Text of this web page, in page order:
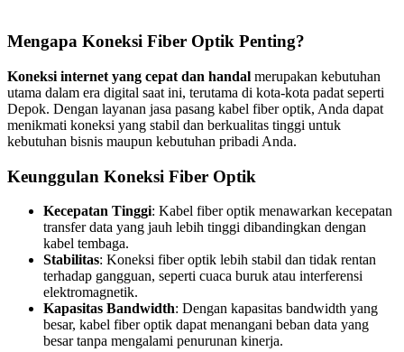
Mengapa Koneksi Fiber Optik Penting?
Koneksi internet yang cepat dan handal merupakan kebutuhan
utama dalam era digital saat ini, terutama di kota-kota padat seperti
Depok. Dengan layanan jasa pasang kabel fiber optik, Anda dapat
menikmati koneksi yang stabil dan berkualitas tinggi untuk
kebutuhan bisnis maupun kebutuhan pribadi Anda.
Keunggulan Koneksi Fiber Optik
Kecepatan Tinggi: Kabel fiber optik menawarkan kecepatan
transfer data yang jauh lebih tinggi dibandingkan dengan
kabel tembaga.
Stabilitas: Koneksi fiber optik lebih stabil dan tidak rentan
terhadap gangguan, seperti cuaca buruk atau interferensi
elektromagnetik.
Kapasitas Bandwidth: Dengan kapasitas bandwidth yang
besar, kabel fiber optik dapat menangani beban data yang
besar tanpa mengalami penurunan kinerja.